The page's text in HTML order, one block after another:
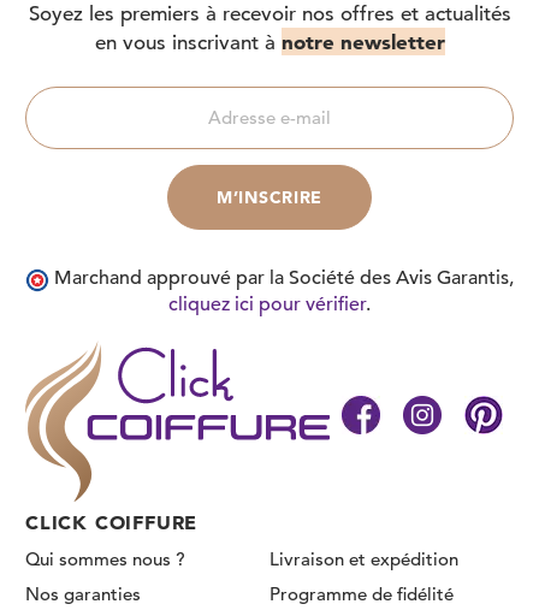
CLICK COIFFURE
Qui sommes nous ?
Livraison et expédition
Nos garanties
Programme de fidélité
Soyez les premiers à recevoir nos offres et actualités
en vous inscrivant à notre newsletter
Marchand approuvé par la Société des Avis Garantis,
cliquez ici pour vérifier.